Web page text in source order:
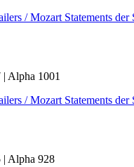
/ Mozart Statements der
Alpha 1001
/ Mozart Statements der
Alpha 928